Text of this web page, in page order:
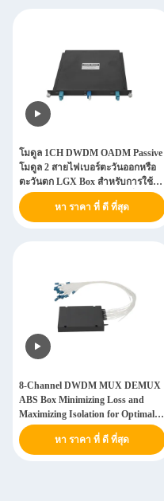
โมดูล 1CH DWDM OADM Passive
โมดูล 2 สายไฟเบอร์ตะวันออกหรือ
ตะวันตก LGX Box สําหรับการใช้
งานโทรคมนาคมและ DCI ที่มีความ
น่าเชื่อถือสูงหา ราคา ที่ ดี ที่สุด
8-Channel DWDM MUX DEMUX
ABS Box Minimizing Loss and
Maximizing Isolation for Optimal
Performance
หา ราคา ที่ ดี ที่สุด